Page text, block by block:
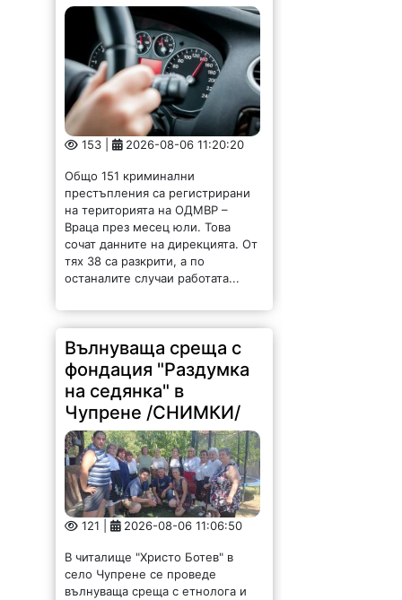
153 | 2026-08-06 11:20:20
Общо 151 криминални
престъпления са регистрирани
на територията на ОДМВР –
Враца през месец юли. Това
сочат данните на дирекцията. От
тях 38 са разкрити, а по
останалите случаи работата...
Вълнуваща среща с
фондация "Раздумка
на седянка" в
Чупрене /СНИМКИ/
121 | 2026-08-06 11:06:50
В читалище "Христо Ботев" в
село Чупрене се проведе
вълнуваща среща с етнолога и